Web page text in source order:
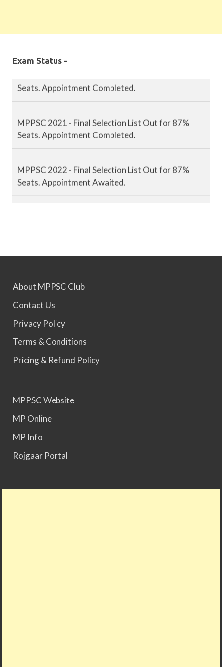
Exam Status -
Seats. Appointment Completed.
MPPSC 2020 - Final Selection List Out for 87%
Seats. Appointment Completed.
Seats. Appointment Awaited.
MPPSC 2024 - Mains conducted. Result Awaited.
MPPSC 2025 - Prelims Result Out. Mains dates
would be announced soon.
About MPPSC Club
Contact Us
Privacy Policy
Terms & Conditions
Pricing & Refund Policy
MPPSC Website
MP Online
MP Info
Rojgaar Portal